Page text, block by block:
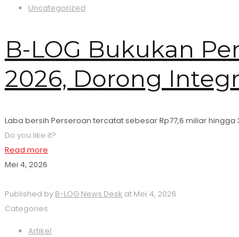
Uncategorized
B-LOG Bukukan
2026, Dorong
Laba bersih Perseroan tercatat sebesar Rp77,6 miliar hingga
Do you like it?
Read more
Mei 4, 2026
Published by B-LOG News Desk at Mei 4, 2026
Categories
Artikel